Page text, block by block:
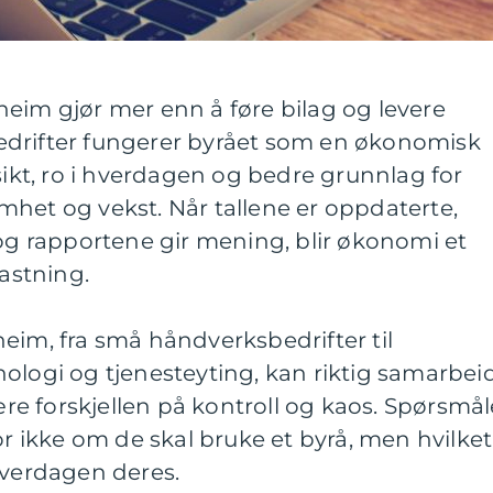
gjør mer enn å føre bilag og levere
fungerer byrået som en økonomisk
ro i hverdagen og bedre grunnlag for
og vekst. Når tallene er oppdaterte,
rapportene gir mening, blir økonomi et
fra små håndverksbedrifter til
og tjenesteyting, kan riktig
forskjellen på kontroll og kaos.
ikke om de skal bruke et byrå, men hvilket
deres.